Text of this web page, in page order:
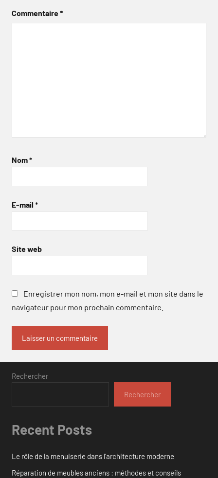
Commentaire*
Nom*
E-mail *
Site web
Enregistrer mon nom, mon e-mail et mon site dans le
navigateur pour mon prochain commentaire.
Rechercher
Rechercher
Recent Posts
Le rôle de la menuiserie dans l’architecture moderne
Réparation de meubles anciens : méthodes et conseils